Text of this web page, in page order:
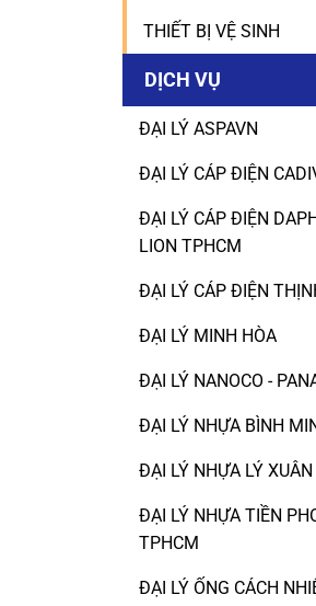
THIẾT BỊ VỆ SINH
DỊCH VỤ
ĐẠI LÝ ASPAVN
ĐẠI LÝ CÁP ĐIỆN
ĐẠI LÝ CÁP ĐIỆN
LION TPHCM
ĐẠI LÝ CÁP ĐIỆN
ĐẠI LÝ MINH HÒA
ĐẠI LÝ NANOCO -
ĐẠI LÝ NHỰA BÌNH
ĐẠI LÝ NHỰA LÝ
ĐẠI LÝ NHỰA TIỀN
TPHCM
ĐẠI LÝ ỐNG CÁCH